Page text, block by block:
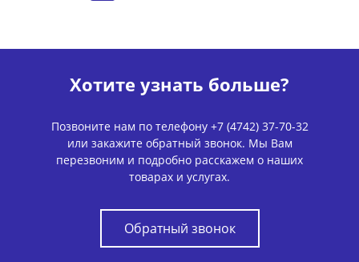
Хотите узнать больше?
Позвоните нам по телефону +7 (4742) 37-70-32
или закажите обратный звонок. Мы Вам
перезвоним и подробно расскажем о наших
товарах и услугах.
Обратный звонок